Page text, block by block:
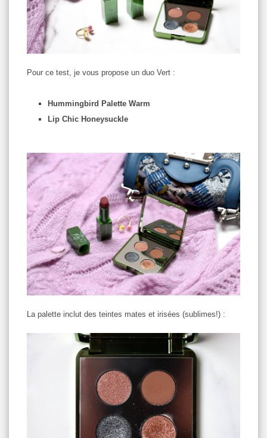
Pour ce test, je vous propose un duo Vert :
Hummingbird Palette Warm
Lip Chic Honeysuckle
La palette inclut des teintes mates et irisées (sublimes!) :